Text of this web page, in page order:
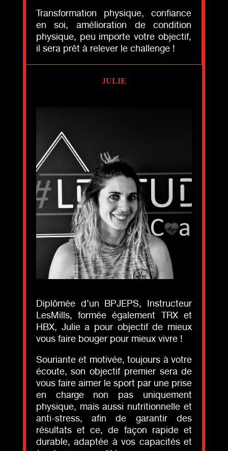
Transformation physique, confiance
en soi, amélioration de condition
physique, peu importe votre objectif,
il sera prêt à relever le challenge !
JULIE
Diplômée d’un BPJEPS, Instructeur
LesMills, formée également TRX et
HBX, Julie a pour objectif de mieux
vous faire bouger pour mieux vivre !
Souriante et motivée, toujours à votre
écoute, son objectif premier sera de
vous faire aimer le sport par une prise
en charge non pas uniquement
physique, mais aussi nutritionnelle et
anti-stress, afin de garantir des
résultats et ce, de façon rapide et
durable, adaptée à vos capacités et